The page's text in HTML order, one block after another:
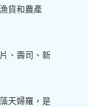
貨和農產
、壽司、新
天婦羅，是